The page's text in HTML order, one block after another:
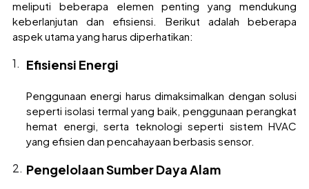
meliputi beberapa elemen penting yang mendukung
keberlanjutan dan efisiensi. Berikut adalah beberapa
aspek utama yang harus diperhatikan:
Efisiensi Energi
Penggunaan energi harus dimaksimalkan dengan solusi
seperti isolasi termal yang baik, penggunaan perangkat
hemat energi, serta teknologi seperti sistem HVAC
yang efisien dan pencahayaan berbasis sensor.
Pengelolaan Sumber Daya Alam